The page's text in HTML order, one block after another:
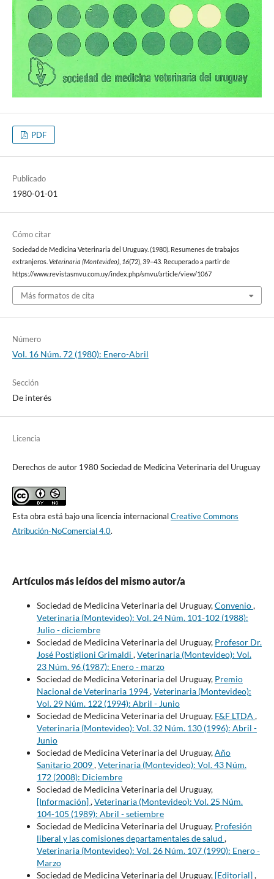
PDF
Publicado
1980-01-01
Cómo citar
Sociedad de Medicina Veterinaria del Uruguay. (1980). Resumenes de trabajos
extranjeros. Veterinaria (Montevideo), 16(72), 39–43. Recuperado a partir de
https://www.revistasmvu.com.uy/index.php/smvu/article/view/1067
Más formatos de cita
Número
Vol. 16 Núm. 72 (1980): Enero-Abril
Sección
De interés
Licencia
Derechos de autor 1980 Sociedad de Medicina Veterinaria del Uruguay
Esta obra está bajo una licencia internacionalCreative Commons
Atribución-NoComercial 4.0.
Artículos más leídos del mismo autor/a
Sociedad de Medicina Veterinaria del Uruguay,Convenio,
Veterinaria (Montevideo): Vol. 24 Núm. 101-102 (1988):
Julio - diciembre
Sociedad de Medicina Veterinaria del Uruguay, Profesor Dr.
José Postiglioni Grimaldi ,Veterinaria (Montevideo): Vol.
23 Núm. 96 (1987): Enero - marzo
Sociedad de Medicina Veterinaria del Uruguay, Premio
Nacional de Veterinaria 1994,Veterinaria (Montevideo):
Vol. 29 Núm. 122 (1994): Abril - Junio
Sociedad de Medicina Veterinaria del Uruguay, F&F LTDA ,
Veterinaria (Montevideo): Vol. 32 Núm. 130 (1996): Abril -
Junio
Sociedad de Medicina Veterinaria del Uruguay,Año
Sanitario 2009,Veterinaria (Montevideo): Vol. 43 Núm.
172 (2008): Diciembre
Sociedad de Medicina Veterinaria del Uruguay,
[Información],Veterinaria (Montevideo): Vol. 25 Núm.
104-105 (1989): Abril - setiembre
Sociedad de Medicina Veterinaria del Uruguay, Profesión
liberal y las comisiones departamentales de salud ,
Veterinaria (Montevideo): Vol. 26 Núm. 107 (1990): Enero -
Marzo
Sociedad de Medicina Veterinaria del Uruguay, [Editorial],